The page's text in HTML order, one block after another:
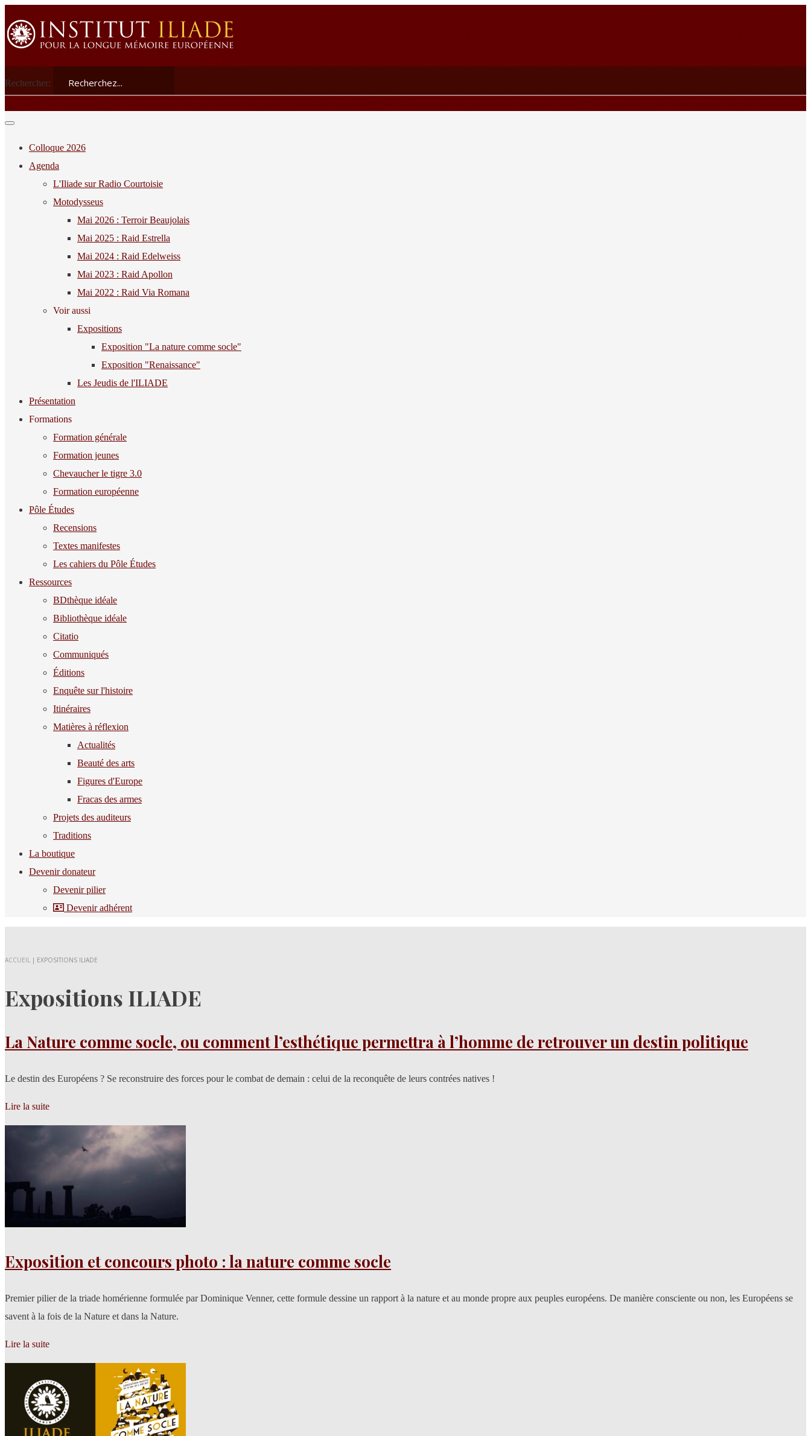
Rechercher:
Colloque 2026
Agenda
L'Iliade sur Radio Courtoisie
Motodysseus
Mai 2026 : Terroir Beaujolais
Mai 2025 : Raid Estrella
Mai 2024 : Raid Edelweiss
Mai 2023 : Raid Apollon
Mai 2022 : Raid Via Romana
Voir aussi
Expositions
Exposition "La nature comme socle"
Exposition "Renaissance"
Les Jeudis de l'ILIADE
Présentation
Formations
Formation générale
Formation jeunes
Chevaucher le tigre 3.0
Formation européenne
Pôle Études
Recensions
Textes manifestes
Les cahiers du Pôle Études
Ressources
BDthèque idéale
Bibliothèque idéale
Citatio
Communiqués
Éditions
Enquête sur l'histoire
Itinéraires
Matières à réflexion
Actualités
Beauté des arts
Figures d'Europe
Fracas des armes
Projets des auditeurs
Traditions
La boutique
Devenir donateur
Devenir pilier
Devenir adhérent
ACCUEIL | EXPOSITIONS ILIADE
Expositions ILIADE
La Nature comme socle, ou comment l’esthétique permettra à l’homme de retrouver un destin politique
Le destin des Européens ? Se reconstruire des forces pour le combat de demain : celui de la reconquête de leurs contrées natives !
Lire la suite
Exposition et concours photo : la nature comme socle
Premier pilier de la triade homérienne formulée par Dominique Venner, cette formule dessine un rapport à la nature et au monde propre aux peuples européens. De manière consciente ou non, les Européens se
savent à la fois de la Nature et dans la Nature.
Lire la suite